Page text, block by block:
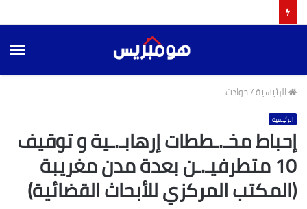
الرئيسية/حوادث
الرئيسية
إحباط مخـ.ـططات إرهابـ.ـية و توقيف
10 متطرفيـ.ـن بعدة مدن مغريبة
(المكتب المركزي للأبحاث القضائية)